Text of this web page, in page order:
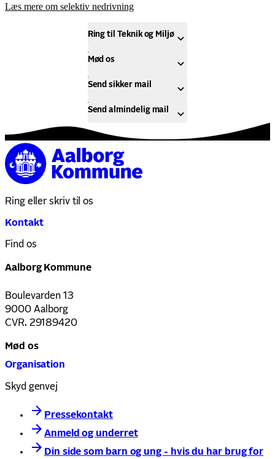
Læs mere om selektiv nedrivning
Ring til Teknik og Miljø
Mød os
Send sikker mail
Send almindelig mail
Ring eller skriv til os
Kontakt
Find os
Aalborg Kommune
Boulevarden 13
9000 Aalborg
CVR. 29189420
Mød os
Organisation
Skyd genvej
Pressekontakt
Anmeld og underret
Din side som barn og ung - hvis du har brug for